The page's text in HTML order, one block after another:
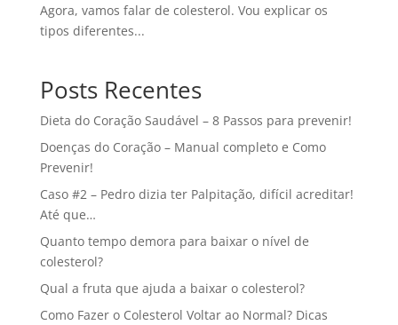
Agora, vamos falar de colesterol. Vou explicar os
tipos diferentes...
Posts Recentes
Dieta do Coração Saudável – 8 Passos para prevenir!
Doenças do Coração – Manual completo e Como
Prevenir!
Caso #2 – Pedro dizia ter Palpitação, difícil acreditar!
Até que…
Quanto tempo demora para baixar o nível de
colesterol?
Qual a fruta que ajuda a baixar o colesterol?
Como Fazer o Colesterol Voltar ao Normal? Dicas